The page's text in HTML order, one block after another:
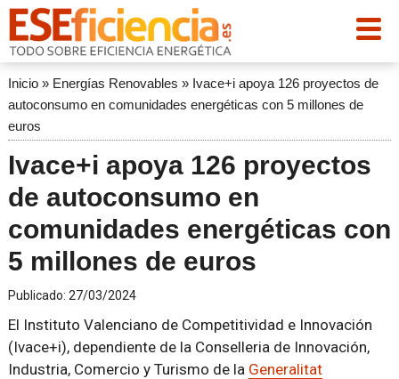
Inicio» Energías Renovables » Ivace+i apoya 126 proyectos de
autoconsumo en comunidades energéticas con 5 millones de
euros
Ivace+i apoya 126 proyectos
de autoconsumo en
comunidades energéticas con
5 millones de euros
Publicado: 27/03/2024
El Instituto Valenciano de Competitividad e Innovación
(Ivace+i), dependiente de la Conselleria de Innovación,
Industria, Comercio y Turismo de la Generalitat